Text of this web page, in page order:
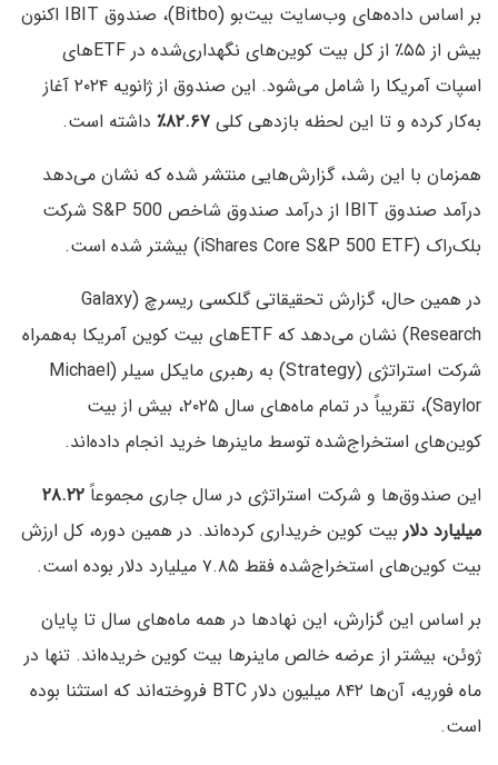
بر اساس داده‌های وب‌سایت بیت‌بو (Bitbo)، صندوق IBIT اکنون
بیش از ۵۵٪ از کل بیت کوین‌های نگهداری‌شده در ETFهای
اسپات آمریکا را شامل می‌شود. این صندوق از ژانویه ۲۰۲۴ آغاز
به‌کار کرده و تا این لحظه بازدهی کلی
داشته است.
همزمان با این رشد، گزارش‌هایی منتشر شده که نشان می‌دهد
درآمد صندوق IBIT از درآمد صندوق شاخص S&P 500 شرکت
بلک‌راک (iShares Core S&P 500 ETF) بیشتر شده است.
در همین حال، گزارش تحقیقاتی گلکسی ریسرچ (Galaxy
Research) نشان می‌دهد که ETFهای بیت کوین آمریکا به‌همراه
شرکت استراتژی (Strategy) به رهبری مایکل سیلر (Michael
Saylor)، تقریباً در تمام ماه‌های سال ۲۰۲۵، بیش از بیت
کوین‌های استخراج‌شده توسط ماینرها خرید انجام داده‌اند.
این صندوق‌ها و شرکت استراتژی در سال جاری مجموعاً ۲۸.۲۲
میلیارد دلاربیت کوین خریداری کرده‌اند. در همین دوره، کل ارزش
بیت کوین‌های استخراج‌شده فقط ۷.۸۵ میلیارد دلار بوده است.
بر اساس این گزارش، این نهادها در همه ماه‌های سال تا پایان
ژوئن، بیشتر از عرضه خالص ماینرها بیت کوین خریده‌اند. تنها در
ماه فوریه، آن‌ها ۸۴۲ میلیون دلار BTC فروخته‌اند که استثنا بوده
است.